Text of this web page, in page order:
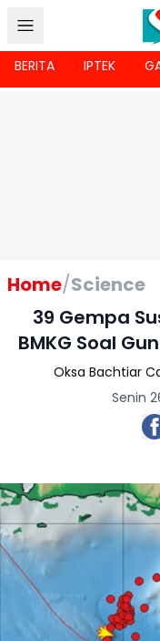
BERITA IPTEK
Home/Science
39 Gempa
BMKG Soal
Oksa Bachtiar
Senin